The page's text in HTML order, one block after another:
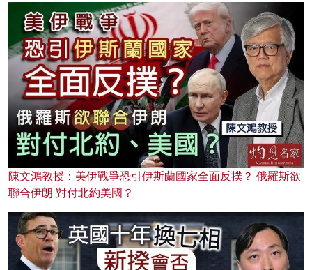
陳文鴻教授：美伊戰爭恐引伊斯蘭國家全面反撲？ 俄羅斯欲
聯合伊朗 對付北約美國？